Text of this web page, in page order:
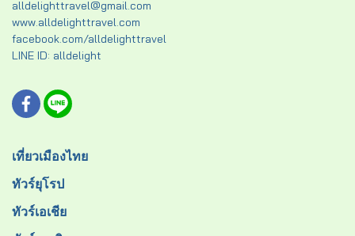
alldelighttravel@gmail.com
www.alldelighttravel.com
facebook.com/alldelighttravel
LINE ID: alldelight
เที่ยวเมืองไทย
ทัวร์ยุโรป
ทัวร์เอเชีย